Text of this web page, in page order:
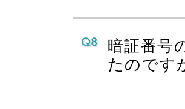
暗証番号
たのです